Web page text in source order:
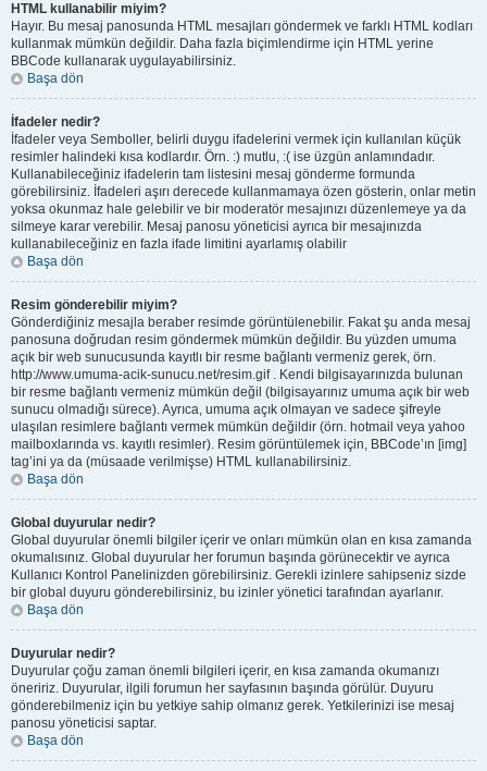
HTML kullanabilir miyim?
Hayır. Bu mesaj panosunda HTML mesajları göndermek ve farklı HTML kodları
kullanmak mümkün değildir. Daha fazla biçimlendirme için HTML yerine
BBCode kullanarak uygulayabilirsiniz.
Başa dön
İfadeler nedir?
İfadeler veya Semboller, belirli duygu ifadelerini vermek için kullanılan küçük
resimler halindeki kısa kodlardır. Örn. :) mutlu, :( ise üzgün anlamındadır.
Kullanabileceğiniz ifadelerin tam listesini mesaj gönderme formunda
görebilirsiniz. İfadeleri aşırı derecede kullanmamaya özen gösterin, onlar metin
yoksa okunmaz hale gelebilir ve bir moderatör mesajınızı düzenlemeye ya da
silmeye karar verebilir. Mesaj panosu yöneticisi ayrıca bir mesajınızda
kullanabileceğiniz en fazla ifade limitini ayarlamış olabilir
Başa dön
Resim gönderebilir miyim?
Gönderdiğiniz mesajla beraber resimde görüntülenebilir. Fakat şu anda mesaj
panosuna doğrudan resim göndermek mümkün değildir. Bu yüzden umuma
açık bir web sunucusunda kayıtlı bir resme bağlantı vermeniz gerek, örn.
http://www.umuma-acik-sunucu.net/resim.gif . Kendi bilgisayarınızda bulunan
bir resme bağlantı vermeniz mümkün değil (bilgisayarınız umuma açık bir web
sunucu olmadığı sürece). Ayrıca, umuma açık olmayan ve sadece şifreyle
ulaşılan resimlere bağlantı vermek mümkün değildir (örn. hotmail veya yahoo
mailboxlarında vs. kayıtlı resimler). Resim görüntülemek için, BBCode’ın [img]
tag’ini ya da (müsaade verilmişse) HTML kullanabilirsiniz.
Başa dön
Global duyurular nedir?
Global duyurular önemli bilgiler içerir ve onları mümkün olan en kısa zamanda
okumalısınız. Global duyurular her forumun başında görünecektir ve ayrıca
Kullanıcı Kontrol Panelinizden görebilirsiniz. Gerekli izinlere sahipseniz sizde
bir global duyuru gönderebilirsiniz, bu izinler yönetici tarafından ayarlanır.
Başa dön
Duyurular nedir?
Duyurular çoğu zaman önemli bilgileri içerir, en kısa zamanda okumanızı
öneririz. Duyurular, ilgili forumun her sayfasının başında görülür. Duyuru
gönderebilmeniz için bu yetkiye sahip olmanız gerek. Yetkilerinizi ise mesaj
panosu yöneticisi saptar.
Başa dön